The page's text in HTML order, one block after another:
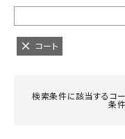
コート
検索条件に該当するコ
条